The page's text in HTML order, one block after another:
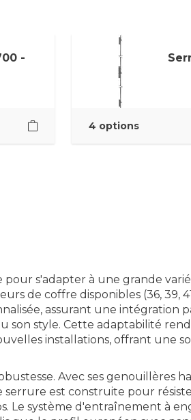
-
4 options
pour s'adapter à une grande
de coffre disponibles (36, 39,
assurant une intégration
son style. Cette adaptabilité
installations, offrant une
Avec ses genouillères
est construite pour
Le système d'entraînement à